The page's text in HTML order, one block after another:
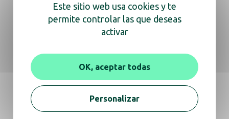
Estamos aquí
para ayudarte
Ya sea para obtener información sobre un
producto o consejos de expertos,
no dudes en contactarnos para una
videollamada o una conversación telefónica.
Este sitio web usa cookies y te
permite controlar las que deseas
activar
OK, aceptar todas
Personalizar